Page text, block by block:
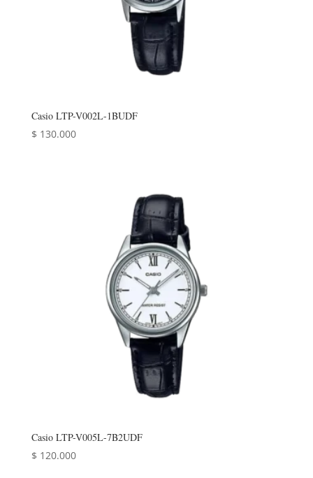
Casio LTP-V002L-1BUDF
$ 130.000
Casio LTP-V005L-7B2UDF
$ 120.000